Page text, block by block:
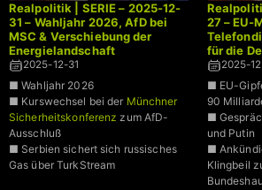
Realpolitik | SERIE – 2025-12-
31 – Wahljahr 2026, AfD bei
MSC & Verschiebung der
Energielandschaft
2025-12-31
■ Wahljahr 2026
■ Kurswechsel bei der Münchner
Sicherheitskonferenz zum AfD-
Ausschluß
■ Serbien sichert sich russisches
Gas über TurkStream
27 – EU-
für die
2025-
■ EU-
90
■
und Putin
■
Klingbeil